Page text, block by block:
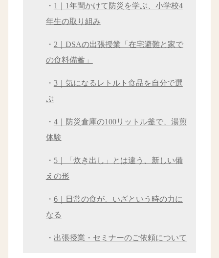
・ 1｜1年間かけて防災を学ぶ、小学校4
年生の取り組み
・ 2｜DSAの出張授業「在宅避難と家で
の食料備蓄」
・ 3｜気になるレトルト食品を自分で選
ぶ
・ 4｜防災倉庫の100リットル釜で、湯煎
体験
・ 5｜「炊き出し」とは違う、新しい備
えの形
・ 6｜日常の食が、いざという時の力に
なる
・ 出張授業・セミナーのご依頼について